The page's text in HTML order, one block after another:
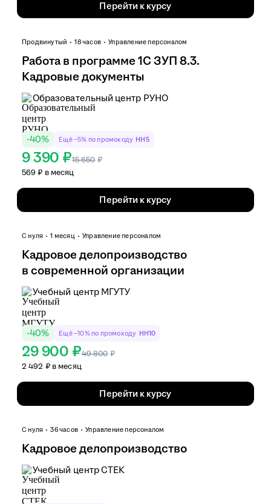
Перейти к курсу
Продвинутый 18 часов Управление персоналом
Работа в программе 1С ЗУП 8.3.
Кадровые документы
Образовательный центр РУНО
-40% Ещё −5% по промокоду HH5
9 390 ₽15 650 ₽
569 ₽ в месяц
Перейти к курсу
С нуля 1 месяц Управление персоналом
Кадровое делопроизводство
в современной организации
Учебный центр МГУТУ
-40% Ещё −10% по промокоду HH10
29 900 ₽49 800 ₽
2 492 ₽ в месяц
Перейти к курсу
С нуля 36 часов Управление персоналом
Кадровое делопроизводство
Учебный центр СТЕК